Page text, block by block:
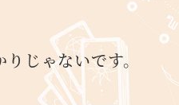
じゃないです。